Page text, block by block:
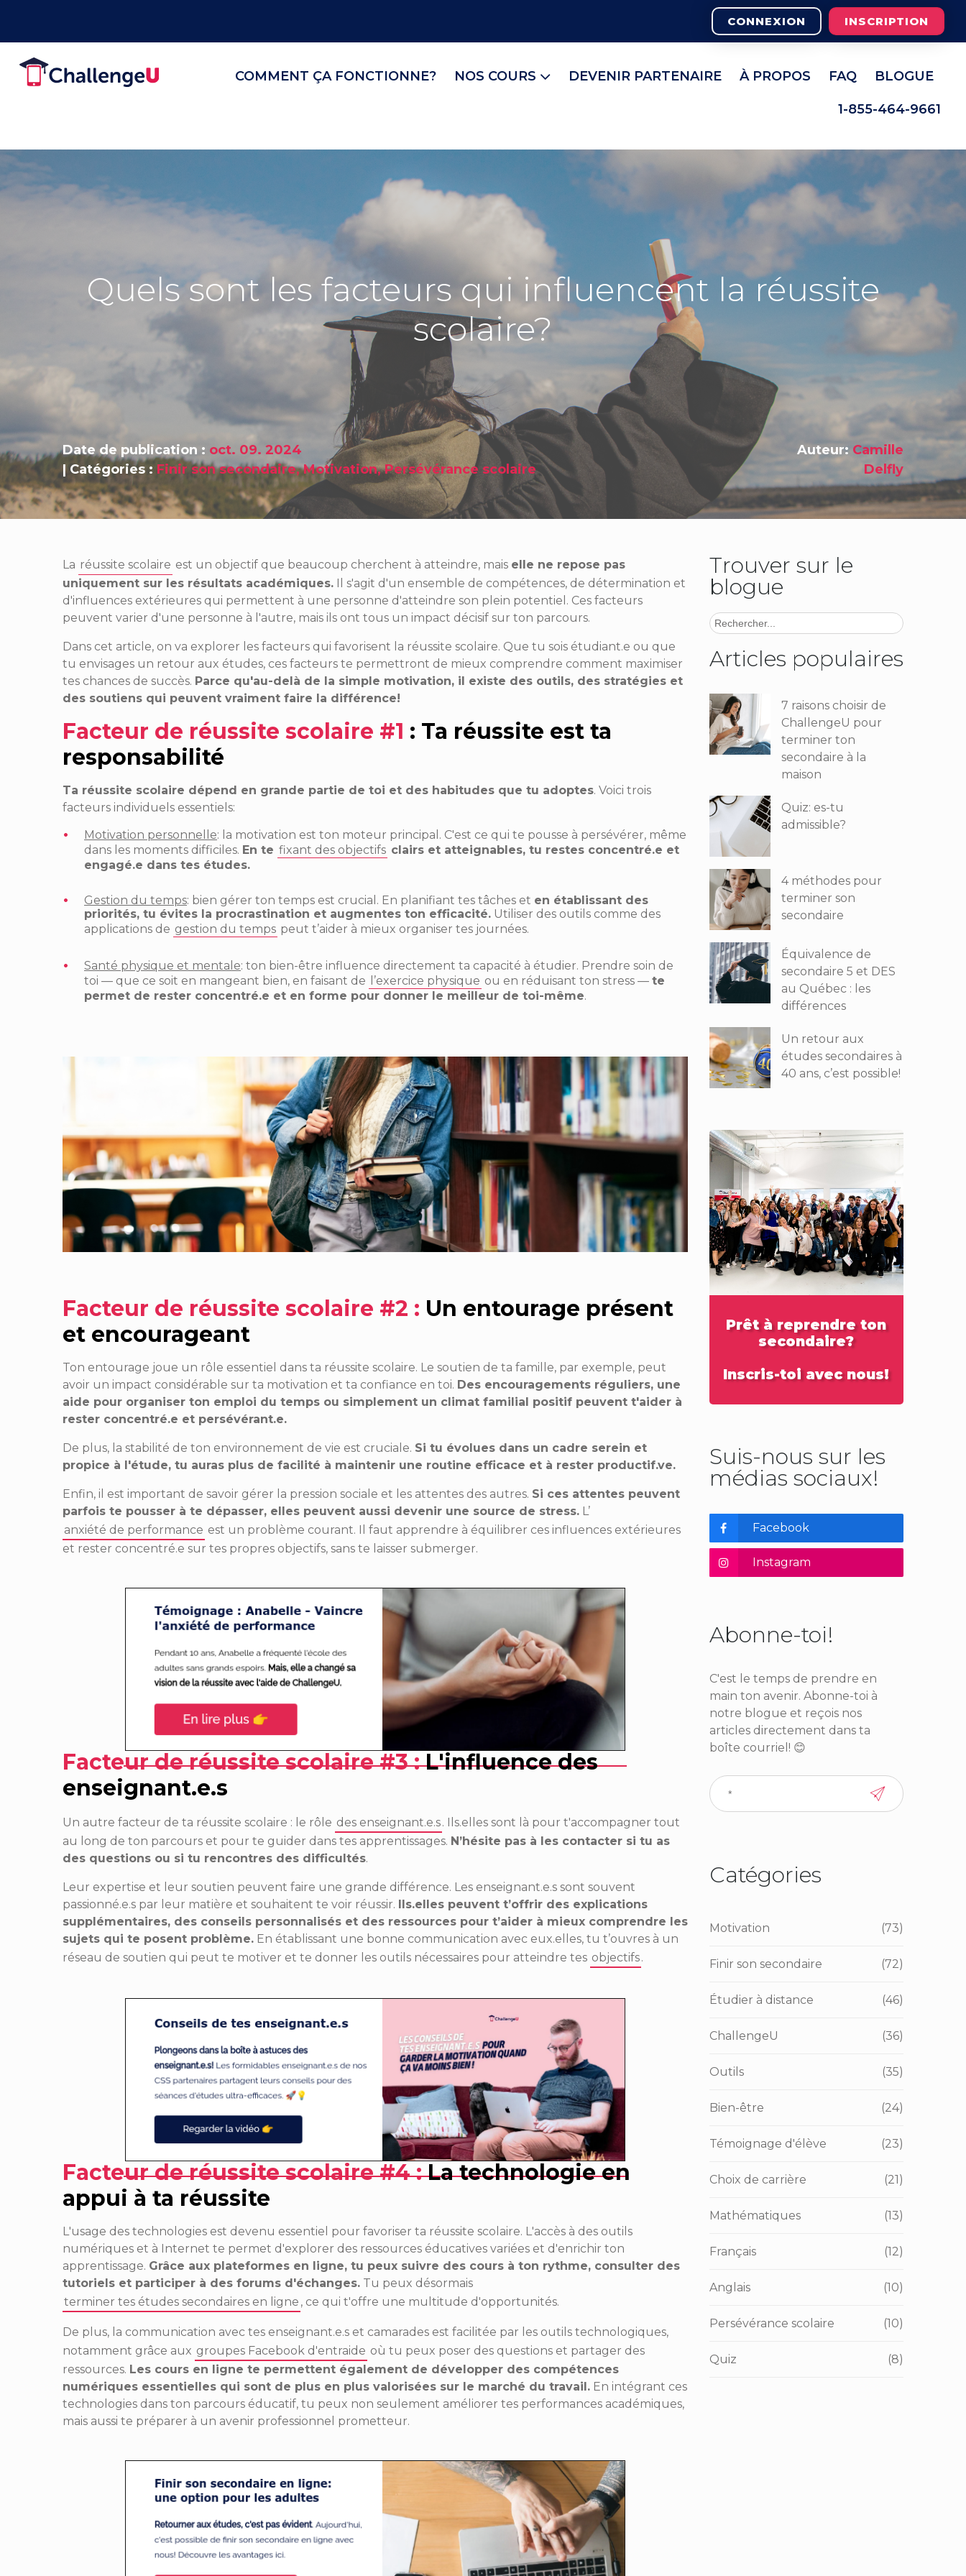
CONNEXION INSCRIPTION
COMMENT ÇA FONCTIONNE? NOS COURS DEVENIR PARTENAIRE À PROPOS FAQ BLOGUE
1-855-464-9661
Quels sont les facteurs qui influencent la réussite
scolaire?
Date de publication : oct. 09. 2024
| Catégories : Finir son secondaire,Motivation,Persévérance scolaire
Auteur: Camille
Delfly
La réussite scolaire est un objectif que beaucoup cherchent à atteindre, mais elle ne repose pas
uniquement sur les résultats académiques. Il s'agit d'un ensemble de compétences, de détermination et
d'influences extérieures qui permettent à une personne d'atteindre son plein potentiel. Ces facteurs
peuvent varier d'une personne à l'autre, mais ils ont tous un impact décisif sur ton parcours.
Dans cet article, on va explorer les facteurs qui favorisent la réussite scolaire. Que tu sois étudiant.e ou que
tu envisages un retour aux études, ces facteurs te permettront de mieux comprendre comment maximiser
tes chances de succès. Parce qu'au-delà de la simple motivation, il existe des outils, des stratégies et
des soutiens qui peuvent vraiment faire la différence!
Facteur de réussite scolaire #1 : Ta réussite est ta
responsabilité
Ta réussite scolaire dépend en grande partie de toi et des habitudes que tu adoptes. Voici trois
facteurs individuels essentiels:
Motivation personnelle: la motivation est ton moteur principal. C'est ce qui te pousse à persévérer, même
dans les moments difficiles. En te fixant des objectifs clairs et atteignables, tu restes concentré.e et
engagé.e dans tes études.
Gestion du temps: bien gérer ton temps est crucial. En planifiant tes tâches et en établissant des
priorités, tu évites la procrastination et augmentes ton efficacité. Utiliser des outils comme des
applications de gestion du temps peut t’aider à mieux organiser tes journées.
Santé physique et mentale: ton bien-être influence directement ta capacité à étudier. Prendre soin de
toi — que ce soit en mangeant bien, en faisant de
l’exercice physique ou en réduisant ton stress — te
permet de rester concentré.e et en forme pour donner le meilleur de toi-même.
Facteur de réussite scolaire #2 : Un entourage présent
et encourageant
Ton entourage joue un rôle essentiel dans ta réussite scolaire. Le soutien de ta famille, par exemple, peut
avoir un impact considérable sur ta motivation et ta confiance en toi. Des encouragements réguliers, une
aide pour organiser ton emploi du temps ou simplement un climat familial positif peuvent t'aider à
rester concentré.e et persévérant.e.
De plus, la stabilité de ton environnement de vie est cruciale. Si tu évolues dans un cadre serein et
propice à l'étude, tu auras plus de facilité à maintenir une routine efficace et à rester productif.ve.
Enfin, il est important de savoir gérer la pression sociale et les attentes des autres. Si ces attentes peuvent
parfois te pousser à te dépasser, elles peuvent aussi devenir une source de stress. L’
anxiété de performance est un problème courant. Il faut apprendre à équilibrer ces influences extérieures
et rester concentré.e sur tes propres objectifs, sans te laisser submerger.
Facteur de réussite scolaire #3 :L'influence des
enseignant.e.s
Un autre facteur de ta réussite scolaire : le rôle des enseignant.e.s. Ils.elles sont là pour t'accompagner tout
au long de ton parcours et pour te guider dans tes apprentissages. N’hésite pas à les contacter si tu as
des questions ou si tu rencontres des difficultés.
Leur expertise et leur soutien peuvent faire une grande différence. Les enseignant.e.s sont souvent
passionné.e.s par leur matière et souhaitent te voir réussir. Ils.elles peuvent t’offrir des explications
supplémentaires, des conseils personnalisés et des ressources pour t’aider à mieux comprendre les
sujets qui te posent problème. En établissant une bonne communication avec eux.elles, tu t’ouvres à un
réseau de soutien qui peut te motiver et te donner les outils nécessaires pour atteindre tes objectifs.
Facteur de réussite scolaire #4 :La technologie en
appui à ta réussite
L'usage des technologies est devenu essentiel pour favoriser ta réussite scolaire. L'accès à des outils
numériques et à Internet te permet d'explorer des ressources éducatives variées et d'enrichir ton
apprentissage. Grâce aux plateformes en ligne, tu peux suivre des cours à ton rythme, consulter des
tutoriels et participer à des forums d'échanges. Tu peux désormais
terminer tes études secondaires en ligne , ce qui t'offre une multitude d'opportunités.
De plus, la communication avec tes enseignant.e.s et camarades est facilitée par les outils technologiques,
notamment grâce aux groupes Facebook d'entraide où tu peux poser des questions et partager des
ressources. Les cours en ligne te permettent également de développer des compétences
numériques essentielles qui sont de plus en plus valorisées sur le marché du travail. En intégrant ces
technologies dans ton parcours éducatif, tu peux non seulement améliorer tes performances académiques,
mais aussi te préparer à un avenir professionnel prometteur.
Trouver sur le
blogue
Articles populaires
7 raisons choisir de
ChallengeU pour
terminer ton
secondaire à la
maison
Quiz: es-tu
admissible?
4 méthodes pour
terminer son
secondaire
Équivalence de
secondaire 5 et DES
au Québec : les
différences
Un retour aux
études secondaires à
40 ans, c’est possible!
Prêt à reprendre ton
secondaire?
Inscris-toi avec nous!
Suis-nous sur les
médias sociaux!
Facebook
Instagram
Abonne-toi!
C'est le temps de prendre en
main ton avenir. Abonne-toi à
notre blogue et reçois nos
articles directement dans ta
boîte courriel! 😊
Catégories
Motivation (73)
Finir son secondaire (72)
Étudier à distance (46)
ChallengeU (36)
Outils (35)
Bien-être (24)
Témoignage d'élève (23)
Choix de carrière (21)
Mathématiques (13)
Français (12)
Anglais (10)
Persévérance scolaire (10)
Quiz (8)